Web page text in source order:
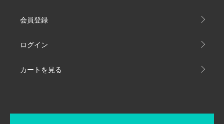
会員登録
ログイン
カートを見る